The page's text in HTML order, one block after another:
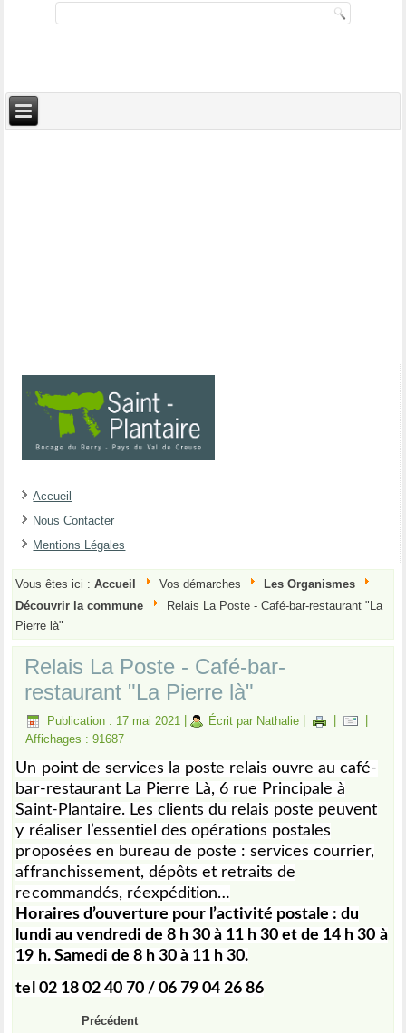
Accueil
Nous Contacter
Mentions Légales
Vous êtes ici :Accueil Vos démarches
Les Organismes
Découvrir la commune
Relais La Poste - Café-bar-restaurant "La
Pierre là"
Relais La Poste - Café-bar-
restaurant "La Pierre là"
Publication : 17 mai 2021 Écrit par Nathalie
Affichages : 91687
Un point de services la poste relais ouvre au café-
bar-restaurant La Pierre Là, 6 rue Principale à
Saint-Plantaire. Les clients du relais poste peuvent
y réaliser l’essentiel des opérations postales
proposées en bureau de poste : services courrier,
affranchissement, dépôts et retraits de
recommandés, réexpédition…
Horaires d’ouverture pour l’activité postale : du
lundi au vendredi de 8 h 30 à 11 h 30 et de 14 h 30 à
19 h. Samedi de 8 h 30 à 11 h 30.
tel 02 18 02 40 70 / 06 79 04 26 86
Précédent